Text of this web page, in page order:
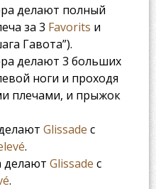
делают полный
за 3 Favorits и
Гавота”).
делают 3 больших
ноги и проходя
плечами, и прыжок
Glissade с
.
делают Glissade с
.